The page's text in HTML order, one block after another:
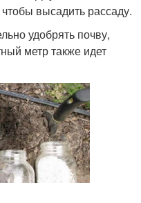
высадить рассаду.
удобрять почву,
метр также идет